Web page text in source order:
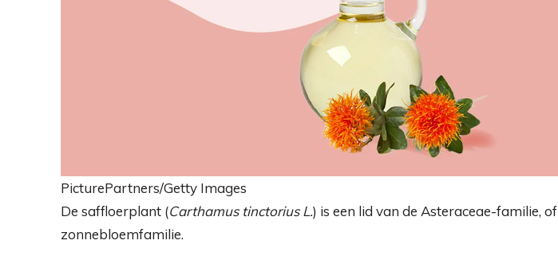
PicturePartners/Getty Images
De saffloerplant (Carthamus tinctorius L.) is een lid van de Asteraceae-familie, of
zonnebloemfamilie.